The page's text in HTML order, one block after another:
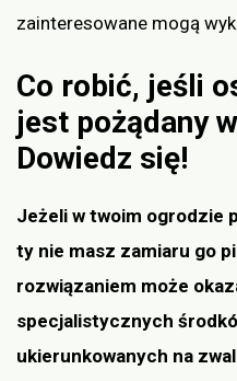
zainteresowane mogą
Co robić, jeśli
jest pożądany
Dowiedz się!
Jeżeli w twoim ogrodzie
ty nie masz zamiaru go
rozwiązaniem może
specjalistycznych
ukierunkowanych na